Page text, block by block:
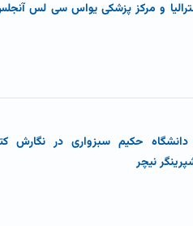
و مرکز پزشکی یواس سی لس